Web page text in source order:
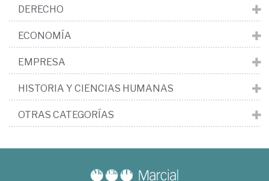
DERECHO
ECONOMÍA
EMPRESA
HISTORIA Y CIENCIAS HUMANAS
OTRAS CATEGORÍAS